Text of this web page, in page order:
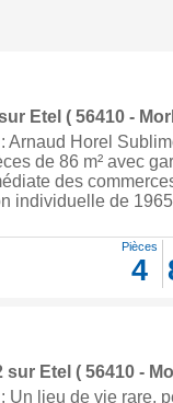
Etel ( 56410 -
Arnaud Horel
de 86 m² avec
des
individuelle de
Pièces
4
sur Etel ( 56410 -
Un lieu de vie rare,